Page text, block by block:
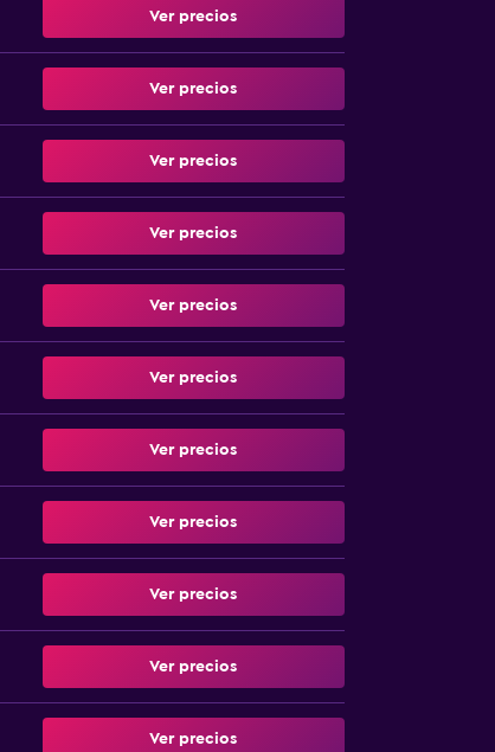
Ver precios
Ver precios
Ver precios
Ver precios
Ver precios
Ver precios
Ver precios
Ver precios
Ver precios
Ver precios
Ver precios